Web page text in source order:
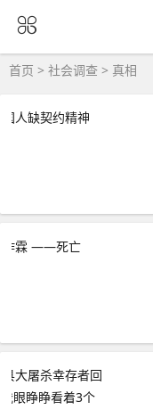
首页 > 社会调查 > 真相